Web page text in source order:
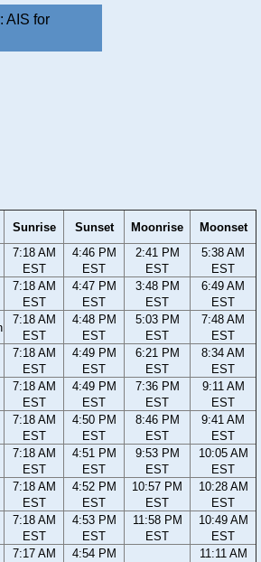
AIS for
Sunrise Sunset Moonrise
Moonset
7:18 AM
EST
4:46 PM
EST
2:41 PM
EST
5:38 AM
EST
7:18 AM
EST
4:47 PM
EST
3:48 PM
EST
6:49 AM
EST
7:18 AM
EST
4:48 PM
EST
5:03 PM
EST
7:48 AM
EST
7:18 AM
EST
4:49 PM
EST
6:21 PM
EST
8:34 AM
EST
7:18 AM
EST
4:49 PM
EST
7:36 PM
EST
9:11 AM
EST
7:18 AM
EST
4:50 PM
EST
8:46 PM
EST
9:41 AM
EST
7:18 AM
EST
4:51 PM
EST
9:53 PM
EST
10:05 AM
EST
7:18 AM
EST
4:52 PM
EST
10:57 PM
EST
10:28 AM
EST
7:18 AM
EST
4:53 PM
EST
11:58 PM
EST
10:49 AM
EST
7:17 AM
4:54 PM
11:11 AM